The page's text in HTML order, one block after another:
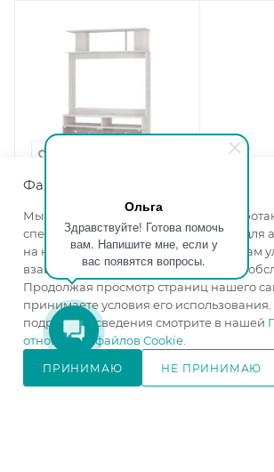
Ольга
Здравствуйте! Готова помочь
вам. Напишите мне, если у
вас появятся вопросы.
В
Центральная секция
Флоренция ясень белый
Ширина, мм — 1200
Высота, мм — 1780
Глубина, мм — 490
Цвет корпуса — ясень
белый
Цвет фасада — ясень
белый
изготовление под заказ
Файлы cookie
Мы используем файлы cookie,
специалистами и третьими лицами, для
на нашем веб-сайте, что позволяет нам
взаимодействие с пользователями и
Продолжая просмотр страниц нашего
принимаете условия его
подробные сведения смотрите в нашей
отношении файлов Cookie
ПРИНИМАЮ НЕ ПРИНИМАЮ